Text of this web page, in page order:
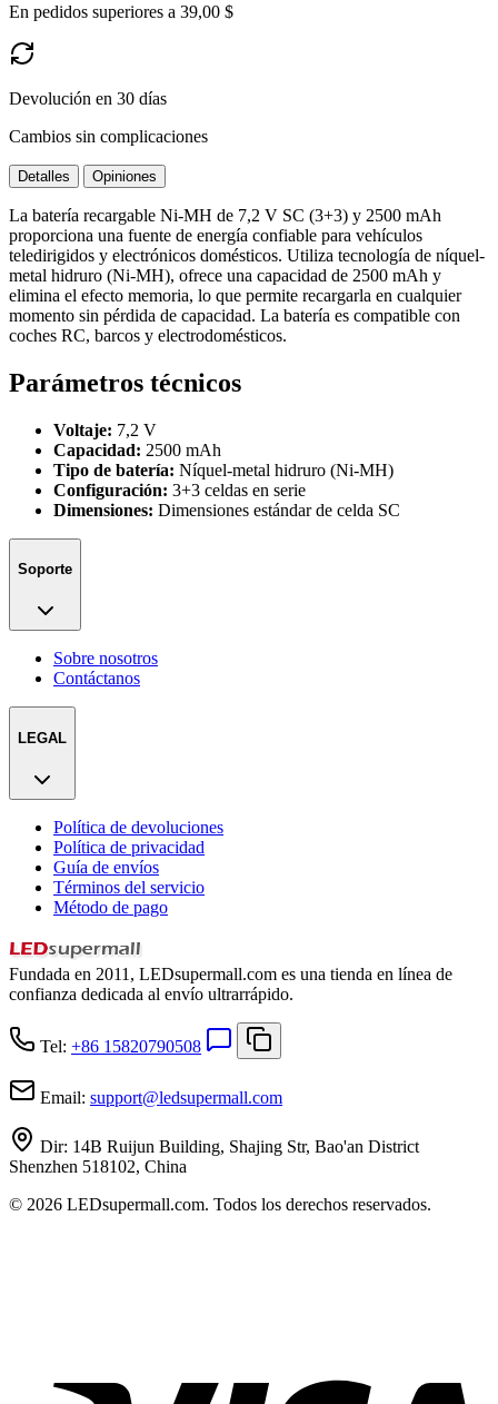
En pedidos superiores a 39,00 $
Devolución en 30 días
Cambios sin complicaciones
Detalles Opiniones
La batería recargable Ni-MH de 7,2 V SC (3+3) y 2500 mAh
proporciona una fuente de energía confiable para vehículos
teledirigidos y electrónicos domésticos. Utiliza tecnología de níquel-
metal hidruro (Ni-MH), ofrece una capacidad de 2500 mAh y
elimina el efecto memoria, lo que permite recargarla en cualquier
momento sin pérdida de capacidad. La batería es compatible con
coches RC, barcos y electrodomésticos.
Parámetros técnicos
Voltaje: 7,2 V
Capacidad: 2500 mAh
Tipo de batería: Níquel-metal hidruro (Ni-MH)
Configuración: 3+3 celdas en serie
Dimensiones: Dimensiones estándar de celda SC
Soporte
Sobre nosotros
Contáctanos
LEGAL
Política de devoluciones
Política de privacidad
Guía de envíos
Términos del servicio
Método de pago
Fundada en 2011, LEDsupermall.com es una tienda en línea de
confianza dedicada al envío ultrarrápido.
Tel: +86 15820790508
Email: support@ledsupermall.com
Dir: 14B Ruijun Building, Shajing Str, Bao'an District
Shenzhen 518102, China
© 2026 LEDsupermall.com. Todos los derechos reservados.